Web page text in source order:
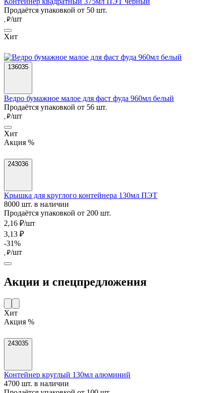
Продаётся упаковкой от 50 шт.
, ₽/шт
Хит
136035
Ведро бумажное малое для фаст фуда 960мл белый
Продаётся упаковкой от 56 шт.
, ₽/шт
Хит
Акция %
243036
Крышка для круглого контейнера 130мл ПЭТ
8000 шт. в наличии
Продаётся упаковкой от 200 шт.
2,16 ₽/шт
3,13 ₽
-31%
, ₽/шт
Акции и спецпредложения
Хит
Акция %
243035
Контейнер круглый 130мл алюминий
4700 шт. в наличии